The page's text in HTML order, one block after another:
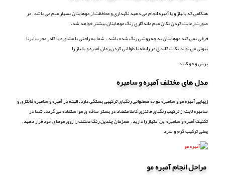
هنگامی که بالیاژ و یا آمبره انجام می دهید نگهداری و محافظت از موهایتان بسیار مهم می باشد. در
صورت رعایت کردن نکان مهم ماندگاری رنگ موهایتان بیشتر خواهد شد.
فرقی نمی کند موهایتان به چه روشی رنگ شده باشد . شما به راحتی با مشاوره با کادر مجرب ایرنا
بیوتی می تواند نکات کلیدی در رابطه با طولانی کردن زمان آمبره و بالیاژ را
پرس و جو کنید.
مدل های مختلف آمبره و سامبره
زیبایی آمبره مو و سامبره مو به همخوانی رنگهای ترکیبی بستگی دارد. البته در آمبره و سامبره فانتزی و
سامبره لایت از ترکیب رنگهای فانتزی کاملا متضاد در بستر ساقه ی مو استفاده می گردد. شما در
تکنیک آمبره و سامبره این امتیاز را دارید. همزمان چندین رنگ مختلف را روی موهای خود قرار دهید.
یعنی ترکیب گرم و سرد.
مراحل انجام آمبره مو